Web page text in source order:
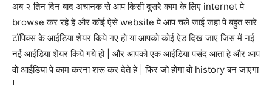
अब २ तिन दिन बाद अचानक से आप किसी दुसरे काम के लिए internet पे
browse कर रहे हे और कोई ऐसे website पे आप चले जाई जहा पे बहुत सारे
टॉपिक्स के आईडिया शेयर किये गए हो या आपको कोई ऐड दिख जाए जिस में नई
नई आईडिया शेयर किये गये हो | और आपको एक आईडिया पसंद आता हे और आप
वो आईडिया पे काम करना शरू कर देते हे | फिर जो होगा वो history बन जाएगा